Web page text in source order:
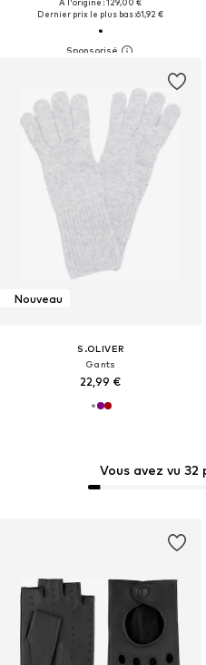
À l'origine : 129,00 €
Dernier prix le plus bas :61,92 €
Nouveau
S.OLIVER
Gants
22,99 €
Vous avez vu